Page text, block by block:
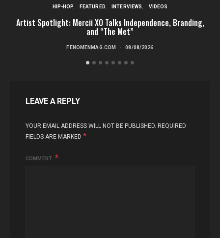
HIP-HOP FEATURED INTERVIEWS VIDEOS
Artist Spotlight: Mercii XO Talks Independence, Branding,
and “The Met”
FENOMENMAG.COM 08/08/2026
LEAVE A REPLY
YOUR EMAIL ADDRESS WILL NOT BE PUBLISHED. REQUIRED
FIELDS ARE MARKED *
COMMENT